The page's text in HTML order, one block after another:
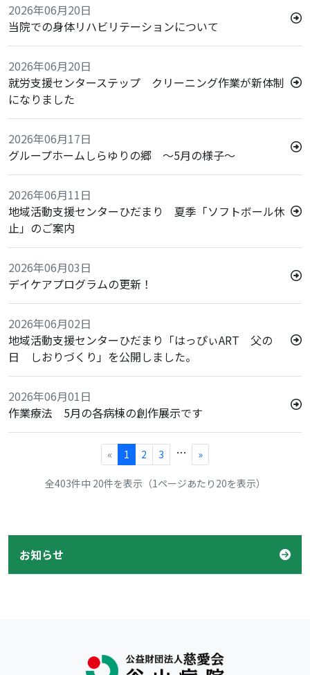
2026年06月20日
当院での身体リハビリテーションについて
2026年06月20日
就労支援センターステップ クリーニング作業が新体制
になりました
2026年06月17日
グループホームしらゆりの郷 ～5月の様子～
2026年06月11日
地域活動支援センターひだまり 夏季「ソフトボール休
止」のご案内
2026年06月03日
デイケアプログラムの更新！
2026年06月02日
地域活動支援センターひだまり「はっぴぃART 父の
日 しおりづくり」を公開しました。
2026年06月01日
作業療法 5月の各病棟の創作展示です
« 1 2 3 … »
全403件中 20件を表示（1ページあたり20を表示）
お知らせ